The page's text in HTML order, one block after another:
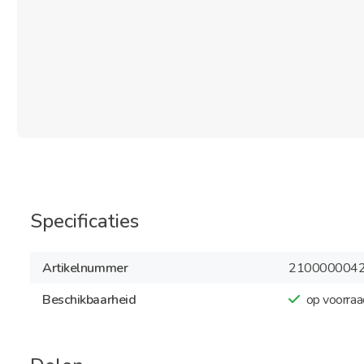
Specificaties
Artikelnummer
Beschikbaarheid
op